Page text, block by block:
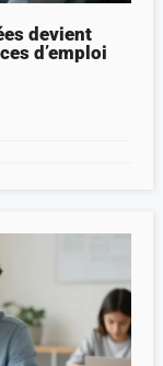
devient
d’emploi